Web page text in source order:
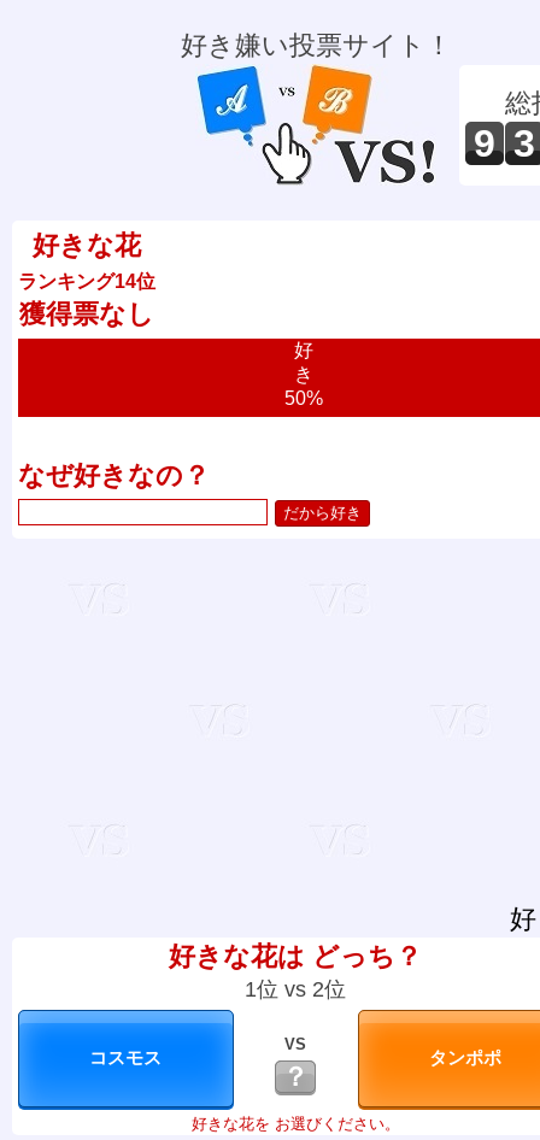
好き嫌い投票サイト！
総
9 3
好きな花
ランキング14位
獲得票なし
好
き
50%
なぜ好きなの？
好きな花は どっち？
1位 vs 2位
VS
？
好きな花を お選びください。